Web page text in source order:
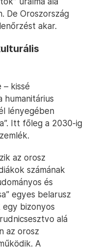
De Oroszország
akar.
– kissé
humanitárius
lényegében
Itt főleg a 2030-ig
az orosz
számának
és
egyes belarusz
bizonyos
alá
az orosz
A